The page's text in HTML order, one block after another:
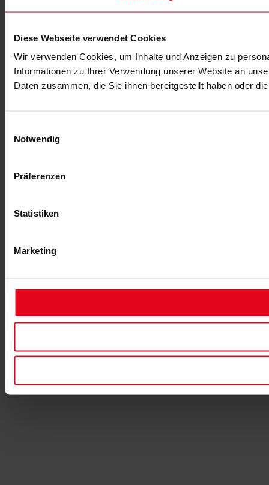
Diese Webseite verwendet Cookies
Wir verwenden Cookies, um Inhalte und Anzeigen zu
Informationen zu Ihrer Verwendung unserer Website an
Daten zusammen, die Sie ihnen bereitgestellt haben oder
Notwendig
Präferenzen
Statistiken
Marketing